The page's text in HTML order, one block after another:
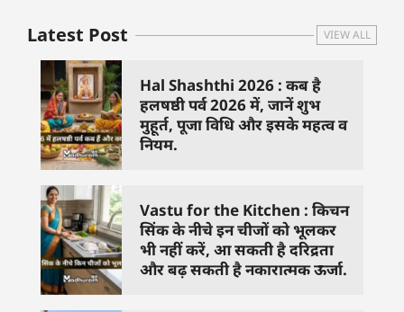
Latest Post VIEW ALL
Hal Shashthi 2026 : कब है
हलषष्ठी पर्व 2026 में, जानें शुभ
मुहूर्त, पूजा विधि और इसके महत्व व
नियम.
Vastu for the Kitchen : किचन
सिंक के नीचे इन चीजों को भूलकर
भी नहीं करें, आ सकती है दरिद्रता
और बढ़ सकती है नकारात्मक ऊर्जा.